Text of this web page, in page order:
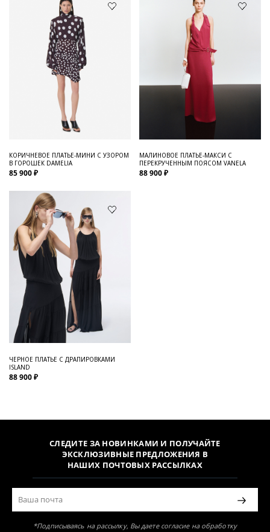
КОРИЧНЕВОЕ ПЛАТЬЕ-МИНИ С УЗОРОМ
В ГОРОШЕК DAMELIA
85 900 ₽
МАЛИНОВОЕ ПЛАТЬЕ-МАКСИ С
ПЕРЕКРУЧЕННЫМ ПОЯСОМ VANELA
88 900 ₽
ЧЕРНОЕ ПЛАТЬЕ С ДРАПИРОВКАМИ
ISLAND
88 900 ₽
СЛЕДИТЕ ЗА НОВИНКАМИ И ПОЛУЧАЙТЕ
ЭКСКЛЮЗИВНЫЕ ПРЕДЛОЖЕНИЯ В
НАШИХ ПОЧТОВЫХ РАССЫЛКАХ
*Подписываясь на рассылку, Вы даете согласие на обработку